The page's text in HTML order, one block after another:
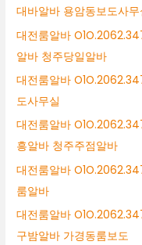
대바알바 용암동보도사무
대전룸알바
알바 청주당일알바
대전룸알바
도사무실
대전룸알바
흥알바 청주주점알바
대전룸알바
룸알바
대전룸알바
구밤알바 가경동룸보도